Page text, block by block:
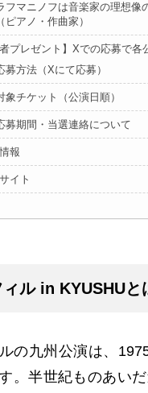
フマニノフは音楽家の理想像
（ピアノ・作曲家）
者プレゼント】Xでの応募で
募方法（Xにて応募）
象チケット（公演日順）
募期間・当選連絡について
報
イト
ィル in KYUSHUと
の九州公演は、
。半世紀ものあい